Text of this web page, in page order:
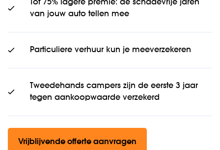
Tot 75% lagere premie: de schadevrije jaren
van jouw auto tellen mee
Particuliere verhuur kun je meeverzekeren
Tweedehands campers zijn de eerste 3 jaar
tegen aankoopwaarde verzekerd
Vrijblijvende offerte aanvragen